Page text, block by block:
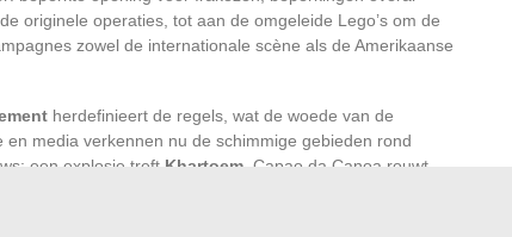
originele operaties, tot aan de omgeleide Lego’s om de
zowel de internationale scène als de Amerikaanse
herdefinieert de regels, wat de woede van de
media verkennen nu de schimmige gebieden rond
een explosie treft Khartoem , Capao da Canoa rouwt